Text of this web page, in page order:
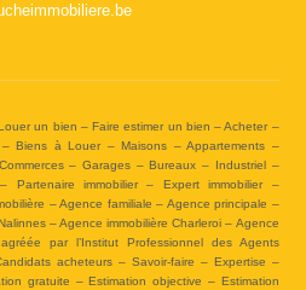
un bien – Faire estimer un bien – Acheter –
Biens à Louer – Maisons – Appartements –
– Garages – Bureaux – Industriel –
Partenaire immobilier – Expert immobilier –
– Agence familiale – Agence principale –
– Agence immobilière Charleroi – Agence
par l’Institut Professionnel des Agents
acheteurs – Savoir-faire – Expertise –
gratuite – Estimation objective – Estimation